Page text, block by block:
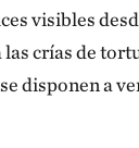
visibles
crías de
disponen a